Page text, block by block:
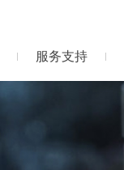
服务支持